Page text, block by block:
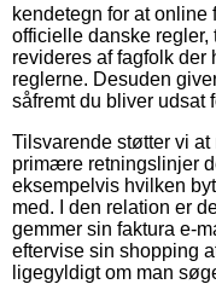
kendetegn for at
officielle danske
revideres af fagfolk
reglerne. Desuden
såfremt du bliver udsat
Tilsvarende støtter vi
primære retningslinjer
eksempelvis hvilken
med. I den relation er
gemmer sin faktura e-
eftervise sin shopping
ligegyldigt om man